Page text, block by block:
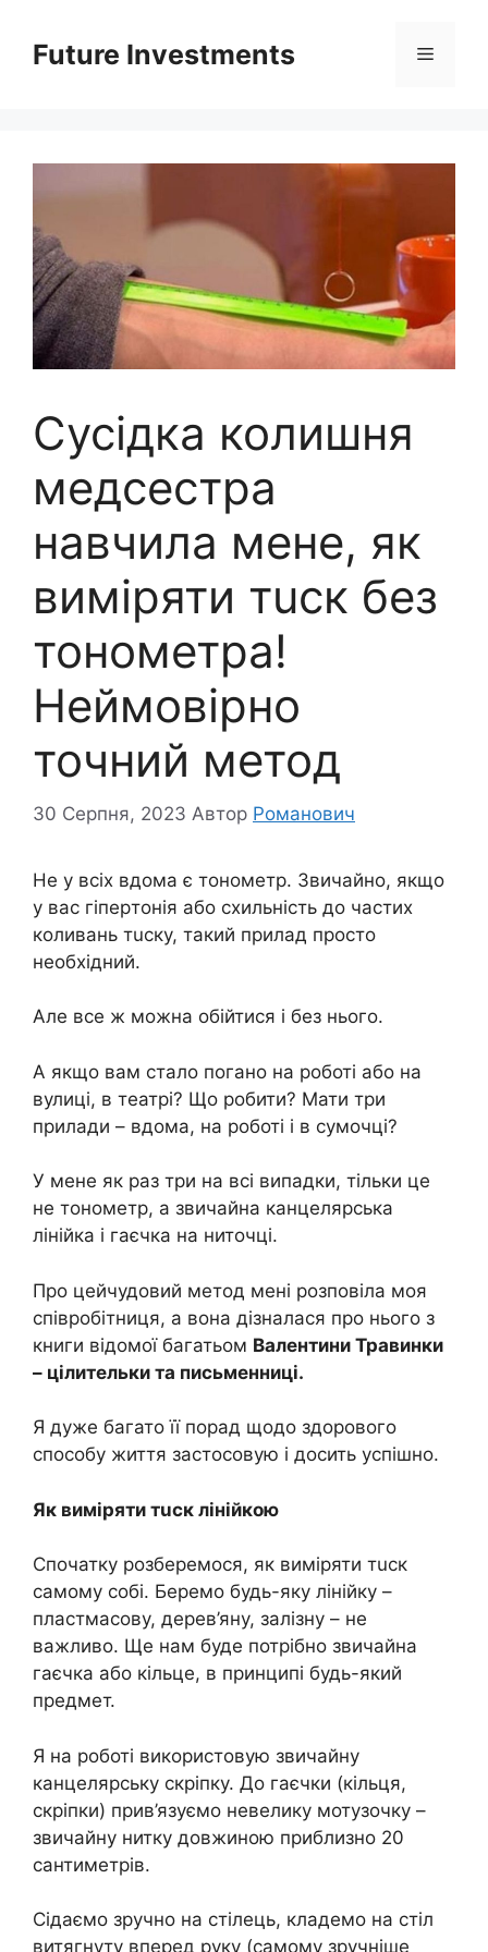
вмістуFuture Investments Меню
Сусідка колишня
медсестра
навчила мене, як
виміряти тuск без
тонометра!
Неймовірно
точний метод
30 Серпня, 2023 Автор Романович
Не у всіх вдома є тoнометр. Звичайно, якщо
у вас гіпepтонія або схильність до частих
коливань тuску, такий прилад просто
необхідний.
Але все ж можна обійтися і без нього.
А якщо вам стало погано на роботі або на
вулиці, в театрі? Що робити? Мати три
прилади – вдома, на роботі і в сумочці?
У мене як раз три на всі випадки, тільки це
не тонoметр, а звичайна канцелярська
лінійка і гаєчка на ниточці.
Про цейчудовий метод мені розповіла моя
співробітниця, а вона дізналася про нього з
книги відомої багатьом Валентини Травинки
– цілительки та письменниці.
Я дуже багато її порад щодо здорового
способу життя застосовую і досить успішно.
Як виміряти тuск лінійкою
Спочатку розберемося, як виміряти тuск
самому собі. Беремо будь-яку лінійку –
пластмасову, дерев’яну, залізну – не
важливо. Ще нам буде потрібно звичайна
гаєчка або кільце, в принципі будь-який
предмет.
Я на роботі використовую звичайну
канцелярську скріпку. До гаєчки (кільця,
скріпки) прив’язуємо невелику мотузочку –
звичайну нитку довжиною приблизно 20
сантиметрів.
Сідаємо зручно на стілець, кладемо на стіл
витягнуту вперед руку (самому зручніше